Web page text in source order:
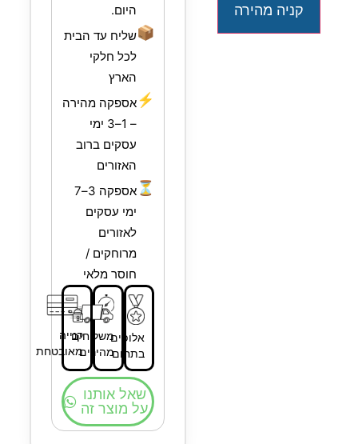
קניה מהירה
היום.
📦שליח עד הבית
לכל חלקי
הארץ
⚡אספקה מהירה
– 1–3 ימי
עסקים ברוב
האזורים
⏳
אספקה 3–7
ימי עסקים
לאזורים
מרוחקים /
חוסר מלאי
אלופים
בתחום
משלוחים
מהירים
קנייה
מאובטחת
שאל אותנו
על מוצר זה